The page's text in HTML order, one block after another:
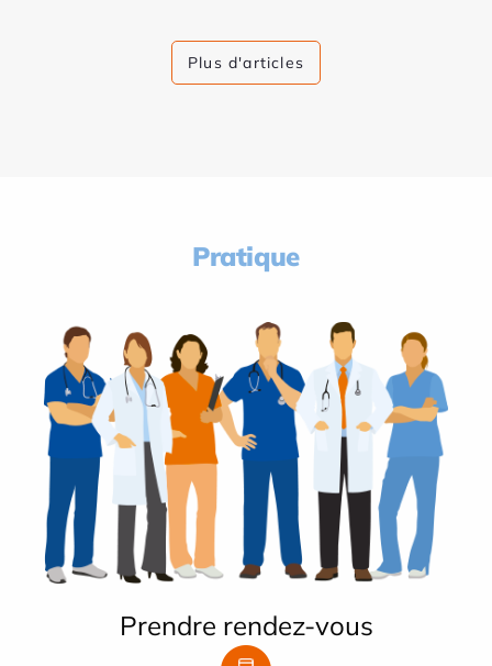
Plus d'articles
Pratique
Prendre rendez-vous